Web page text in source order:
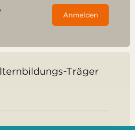
Anmelden
Träger